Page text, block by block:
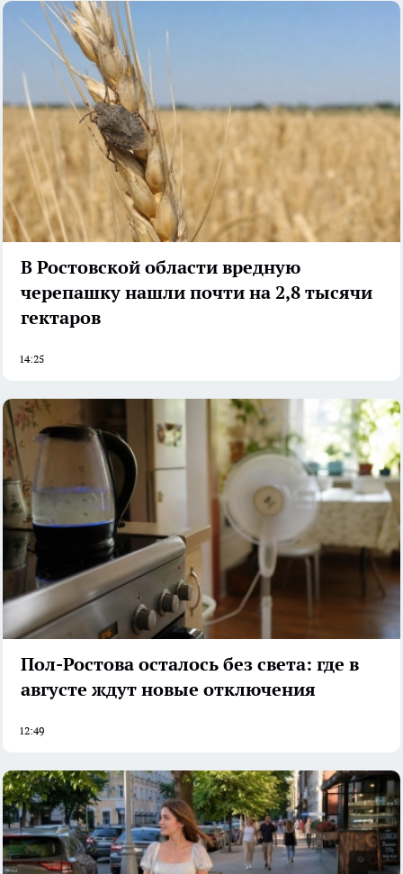
В Ростовской области вредную
черепашку нашли почти на 2,8 тысячи
гектаров
14:25
Пол-Ростова осталось без света: где в
августе ждут новые отключения
12:49